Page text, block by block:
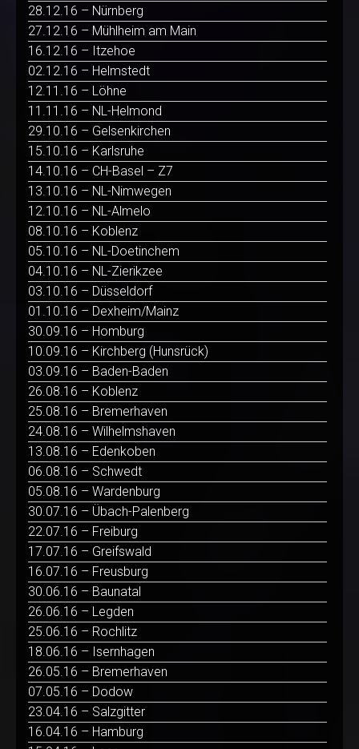
28.12.16 – Nürnberg
27.12.16 – Mühlheim am Main
16.12.16 – Itzehoe
02.12.16 – Helmstedt
12.11.16 – Löhne
11.11.16 – NL-Helmond
29.10.16 – Gelsenkirchen
15.10.16 – Karlsruhe
14.10.16 – CH-Basel – Z7
13.10.16 – NL-Nimwegen
12.10.16 – NL-Almelo
08.10.16 – Koblenz
05.10.16 – NL-Doetinchem
04.10.16 – NL-Zierikzee
03.10.16 – Düsseldorf
01.10.16 – Dexheim/Mainz
30.09.16 – Homburg
10.09.16 – Kirchberg (Hunsrück)
03.09.16 – Baden-Baden
26.08.16 – Koblenz
25.08.16 – Bremerhaven
24.08.16 – Wilhelmshaven
13.08.16 – Edenkoben
06.08.16 – Schwedt
05.08.16 – Wardenburg
30.07.16 – Übach-Palenberg
22.07.16 – Freiburg
17.07.16 – Greifswald
16.07.16 – Freusburg
30.06.16 – Baunatal
26.06.16 – Legden
25.06.16 – Rochlitz
18.06.16 – Isernhagen
26.05.16 – Bremerhaven
07.05.16 – Dodow
23.04.16 – Salzgitter
16.04.16 – Hamburg